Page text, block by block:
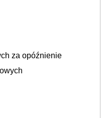
za opóźnienie